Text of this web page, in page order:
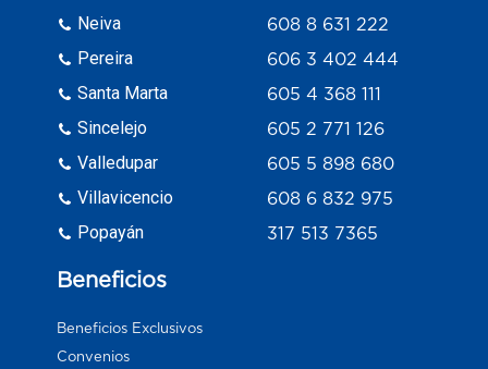
Neiva
Pereira
Santa Marta
Sincelejo
Valledupar
Villavicencio
Popayán
608 8 631 222
606 3 402 444
605 4 368 111
605 2 771 126
605 5 898 680
608 6 832 975
317 513 7365
Beneficios
Beneficios Exclusivos
Convenios